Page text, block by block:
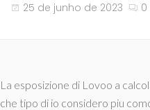
25 de junho de 2023
La esposizione di Lovoo a
che tipo di io considero piu